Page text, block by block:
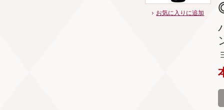
お気に入りに追加